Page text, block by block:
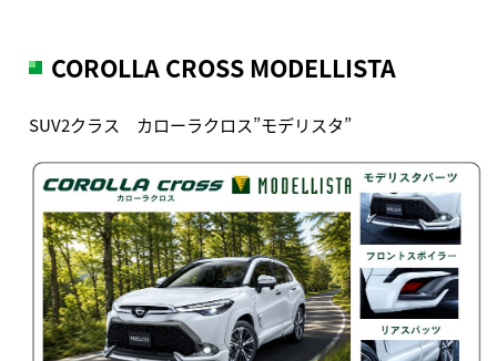
COROLLA CROSS MODELLISTA
SUV2クラス カローラクロス”モデリスタ”